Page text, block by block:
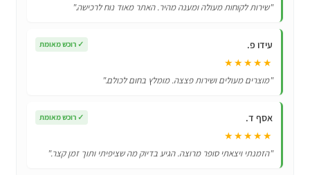
בקלות!
"שירות לקוחות מעולה ומענה מהיר. האתר מאוד נוח לרכישה."
עידו פ. ✓ רוכש מאומת
★★★★★
"מוצרים מעולים ושירות פצצה. מומלץ בחום לכולם."
אסף ד. ✓ רוכש מאומת
★★★★★
"הזמנתי ויצאתי סופר מרוצה. הגיע בדיוק מה שציפיתי ותוך זמן קצר."